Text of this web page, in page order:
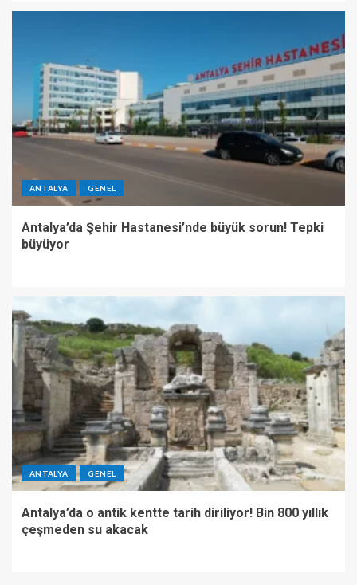
ANTALYA GENEL
Antalya’da Şehir Hastanesi’nde büyük sorun! Tepki
büyüyor
ANTALYA GENEL
Antalya’da o antik kentte tarih diriliyor! Bin 800 yıllık
çeşmeden su akacak